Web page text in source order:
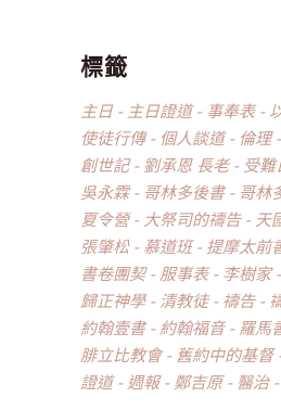
標籤
主日 主日證道 事奉表
使徒行傳
個人談道 倫理
創世記
劉承恩 長老 受難
吳永霖
哥林多後書 哥林
夏令營
大祭司的禱告
天
張肇松
慕道班 提摩太前
書卷團契
服事表 李樹家
歸正神學
清教徒 禱告
約翰壹書
約翰福音 羅馬
腓立比教會
舊約中的基督
證道
週報 鄭吉原 醫治